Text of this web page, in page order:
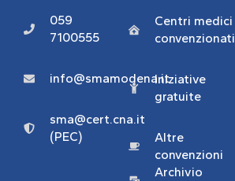
059
7100555
info@smamodena.it
sma@cert.cna.it
(PEC)
Centri medici
convenzionati
Iniziative
gratuite
Altre
convenzioni
Archivio